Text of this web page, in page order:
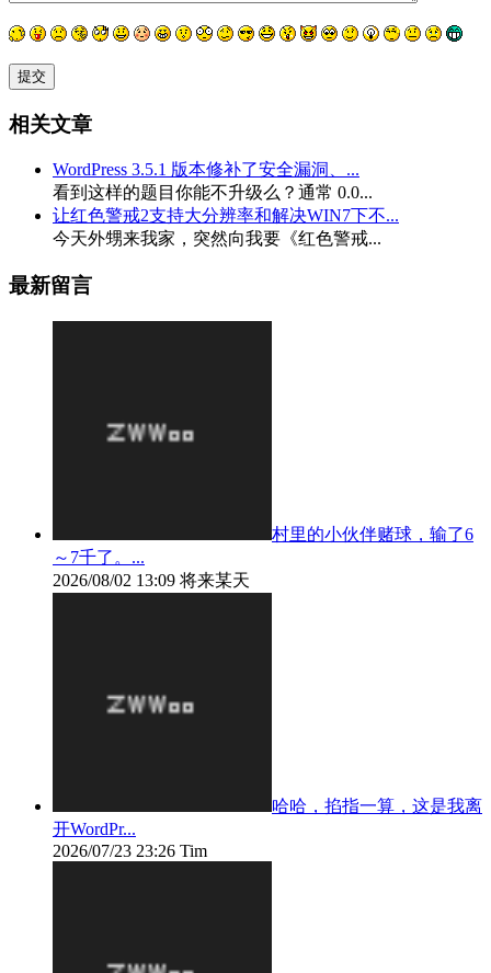
相关文章
WordPress 3.5.1 版本修补了安全漏洞、...
看到这样的题目你能不升级么？通常 0.0...
让红色警戒2支持大分辨率和解决WIN7下不...
今天外甥来我家，突然向我要《红色警戒...
最新留言
村里的小伙伴赌球，输了6
～7千了。...
2026/08/02 13:09 将来某天
哈哈，掐指一算，这是我离
开WordPr...
2026/07/23 23:26 Tim